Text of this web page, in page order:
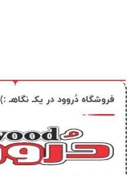
فروشگاه دُروود در یکـ نگاهـ :)